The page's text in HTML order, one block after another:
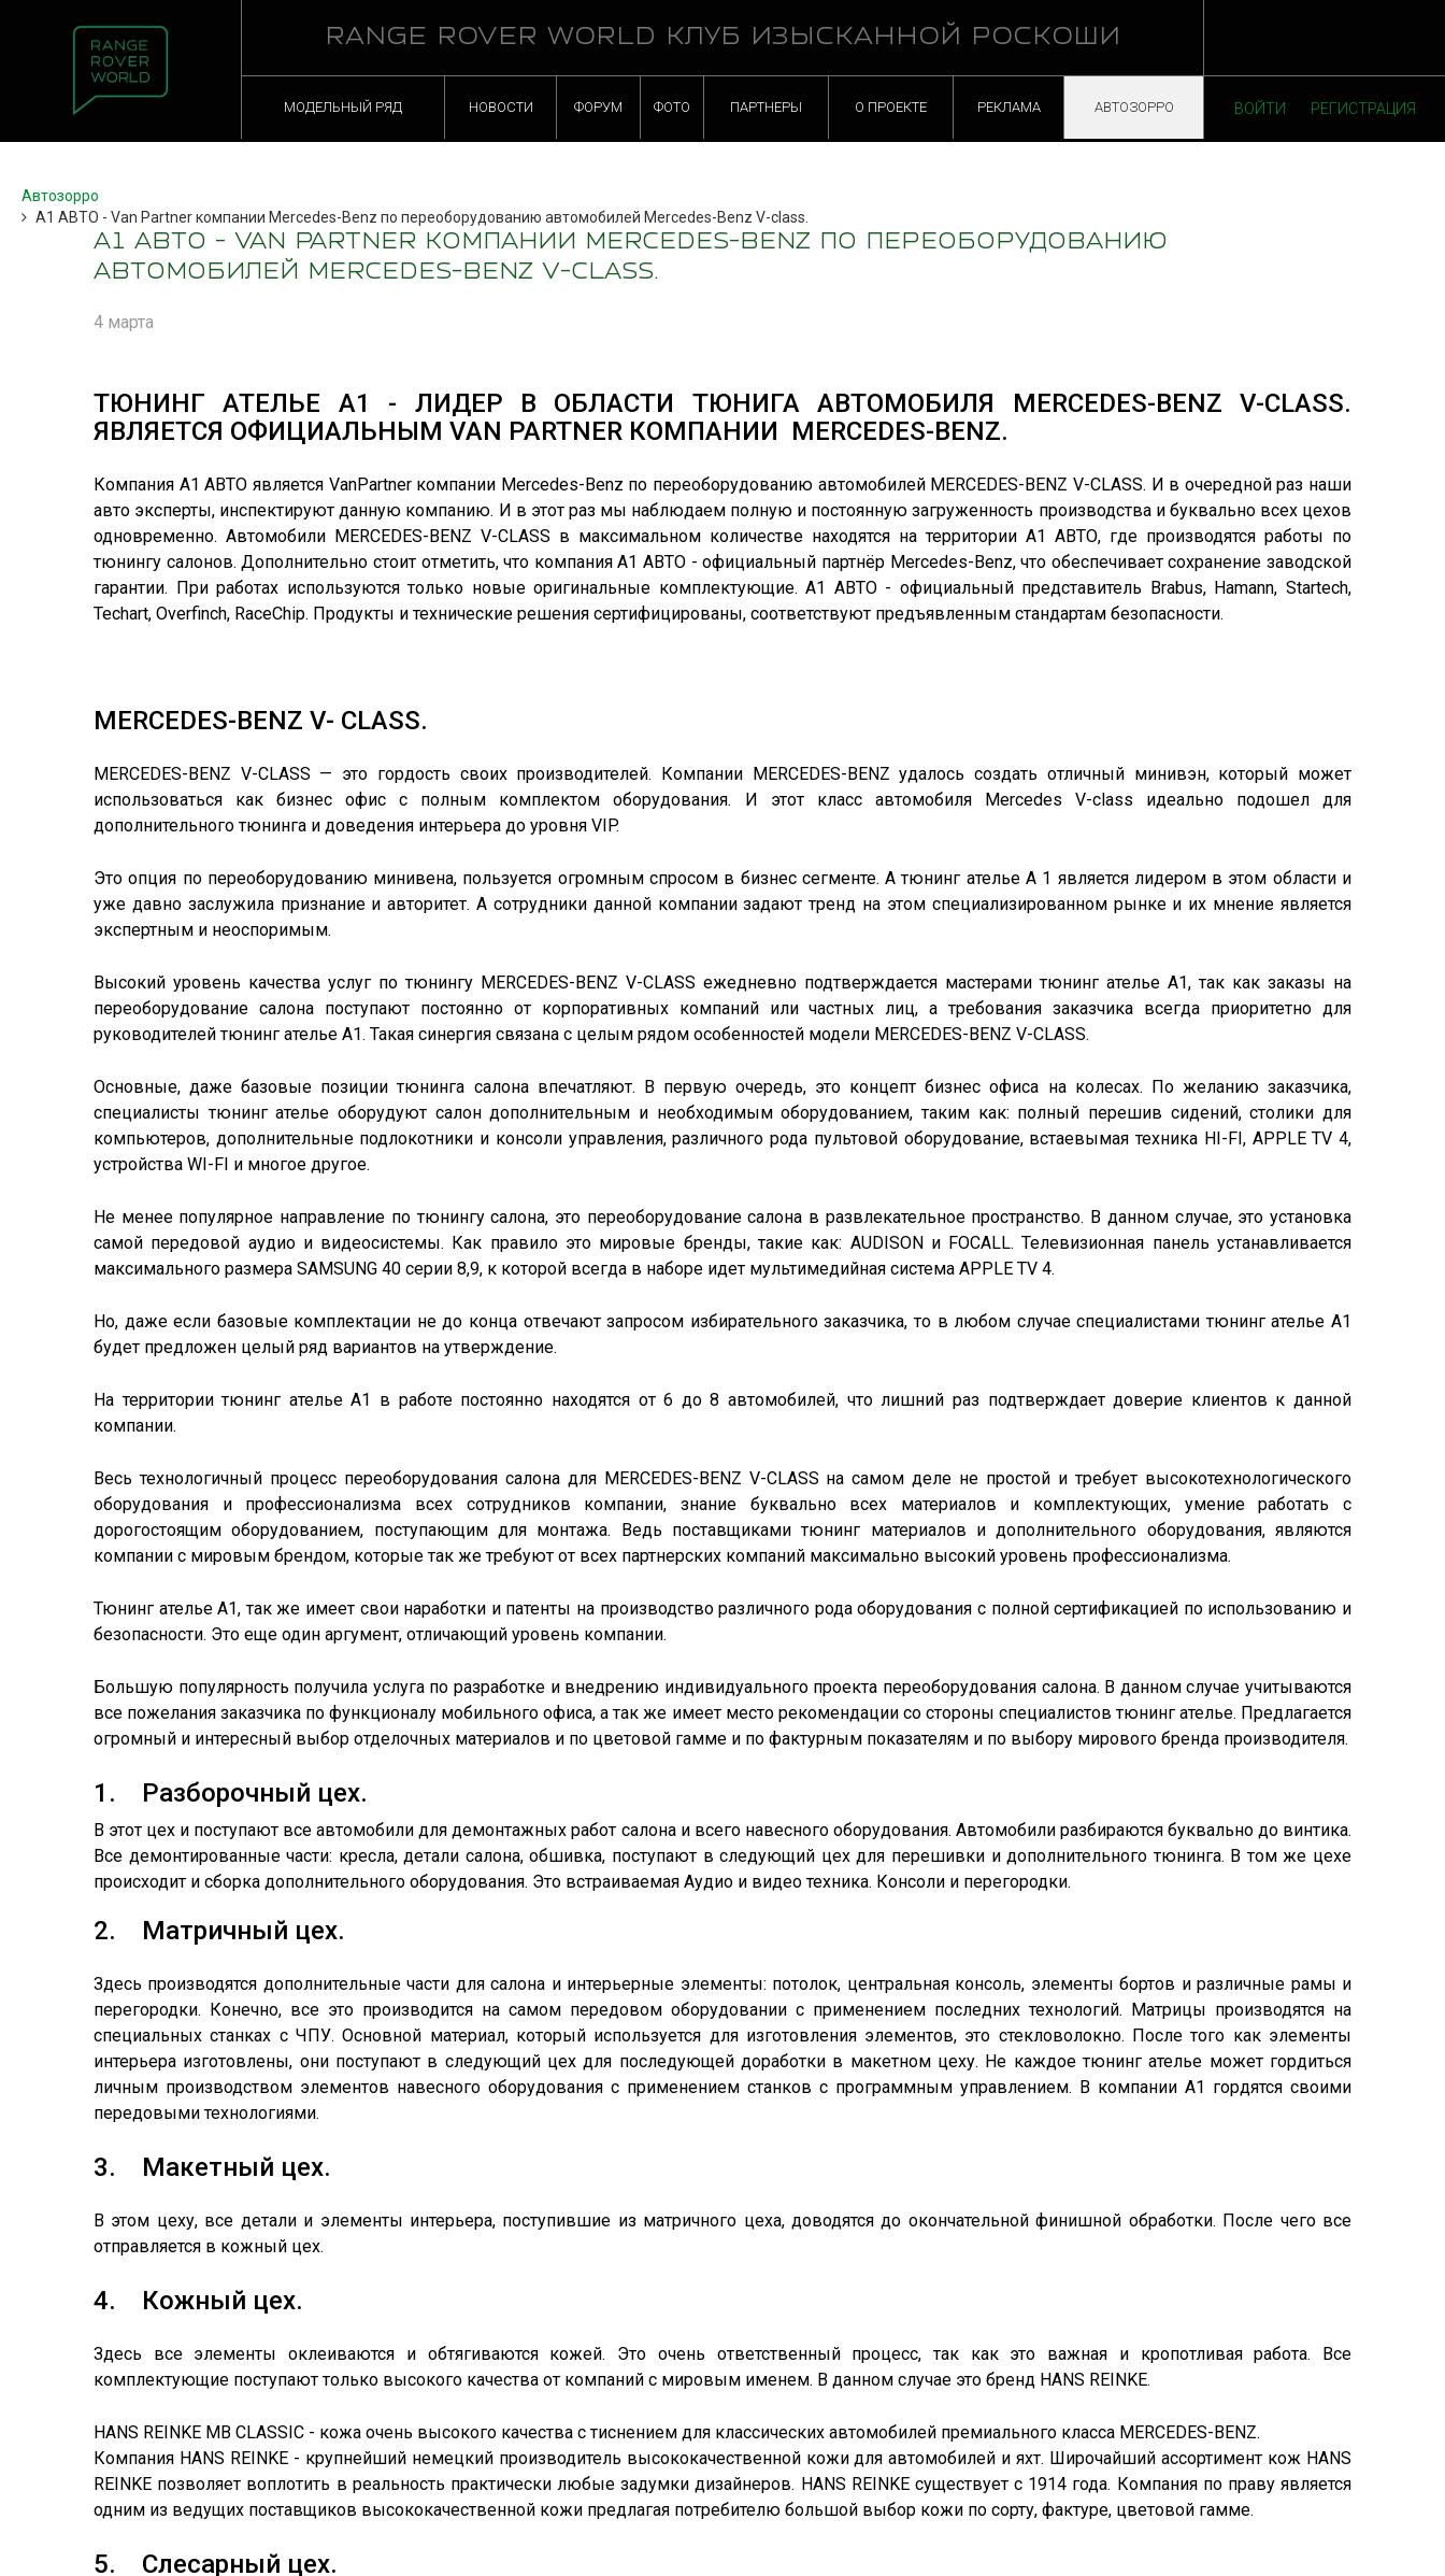
RANGE ROVER WORLD КЛУБ ИЗЫСКАННОЙ РОСКОШИ
МОДЕЛЬНЫЙ РЯД НОВОСТИ ФОРУМ ФОТО ПАРТНЕРЫ О ПРОЕКТЕ РЕКЛАМА АВТОЗОРРО ВОЙТИ РЕГИСТРАЦИЯ
Автозорро
А1 АВТО - Van Partner компании Mercedes-Benz по переоборудованию автомобилей Mercedes-Benz V-class.
А1 АВТО - VAN PARTNER КОМПАНИИ MERCEDES-BENZ ПО ПЕРЕОБОРУДОВАНИЮ
АВТОМОБИЛЕЙ MERCEDES-BENZ V-CLASS.
4 марта
ТЮНИНГ АТЕЛЬЕ А1 - ЛИДЕР В ОБЛАСТИ ТЮНИГА АВТОМОБИЛЯ MERCEDES-BENZ V-CLASS.
ЯВЛЯЕТСЯ ОФИЦИАЛЬНЫМ VAN PARTNER КОМПАНИИ MERCEDES-BENZ.
Компания А1 АВТО является VanPartner компании Mercedes-Benz по переоборудованию автомобилей MERCEDES-BENZ V-CLASS. И в очередной раз наши
авто эксперты, инспектируют данную компанию. И в этот раз мы наблюдаем полную и постоянную загруженность производства и буквально всех цехов
одновременно. Автомобили MERCEDES-BENZ V-CLASS в максимальном количестве находятся на территории А1 АВТО, где производятся работы по
тюнингу салонов. Дополнительно стоит отметить, что компания А1 АВТО - официальный партнёр Mercedes-Benz, что обеспечивает сохранение заводской
гарантии. При работах используются только новые оригинальные комплектующие. А1 АВТО - официальный представитель Brabus, Hamann, Startech,
Techart, Overfinch, RaceChip. Продукты и технические решения сертифицированы, соответствуют предъявленным стандартам безопасности.
MERCEDES-BENZ V- CLASS.
MERCEDES-BENZ V-CLASS — это гордость своих производителей. Компании MERCEDES-BENZ удалось создать отличный минивэн, который может
использоваться как бизнес офис с полным комплектом оборудования. И этот класс автомобиля Mercedes V-class идеально подошел для
дополнительного тюнинга и доведения интерьера до уровня VIP.
Это опция по переоборудованию минивена, пользуется огромным спросом в бизнес сегменте. А тюнинг ателье А 1 является лидером в этом области и
уже давно заслужила признание и авторитет. А сотрудники данной компании задают тренд на этом специализированном рынке и их мнение является
экспертным и неоспоримым.
Высокий уровень качества услуг по тюнингу MERCEDES-BENZ V-CLASS ежедневно подтверждается мастерами тюнинг ателье А1, так как заказы на
переоборудование салона поступают постоянно от корпоративных компаний или частных лиц, а требования заказчика всегда приоритетно для
руководителей тюнинг ателье А1. Такая синергия связана с целым рядом особенностей модели MERCEDES-BENZ V-CLASS.
Основные, даже базовые позиции тюнинга салона впечатляют. В первую очередь, это концепт бизнес офиса на колесах. По желанию заказчика,
специалисты тюнинг ателье оборудуют салон дополнительным и необходимым оборудованием, таким как: полный перешив сидений, столики для
компьютеров, дополнительные подлокотники и консоли управления, различного рода пультовой оборудование, встаевымая техника HI-FI, APPLE TV 4,
устройства WI-FI и многое другое.
Не менее популярное направление по тюнингу салона, это переоборудование салона в развлекательное пространство. В данном случае, это установка
самой передовой аудио и видеосистемы. Как правило это мировые бренды, такие как: AUDISON и FOCALL. Телевизионная панель устанавливается
максимального размера SAMSUNG 40 серии 8,9, к которой всегда в наборе идет мультимедийная система APPLE TV 4.
Но, даже если базовые комплектации не до конца отвечают запросом избирательного заказчика, то в любом случае специалистами тюнинг ателье А1
будет предложен целый ряд вариантов на утверждение.
На территории тюнинг ателье А1 в работе постоянно находятся от 6 до 8 автомобилей, что лишний раз подтверждает доверие клиентов к данной
компании.
Весь технологичный процесс переоборудования салона для MERCEDES-BENZ V-CLASS на самом деле не простой и требует высокотехнологического
оборудования и профессионализма всех сотрудников компании, знание буквально всех материалов и комплектующих, умение работать с
дорогостоящим оборудованием, поступающим для монтажа. Ведь поставщиками тюнинг материалов и дополнительного оборудования, являются
компании с мировым брендом, которые так же требуют от всех партнерских компаний максимально высокий уровень профессионализма.
Тюнинг ателье А1, так же имеет свои наработки и патенты на производство различного рода оборудования с полной сертификацией по использованию и
безопасности. Это еще один аргумент, отличающий уровень компании.
Большую популярность получила услуга по разработке и внедрению индивидуального проекта переоборудования салона. В данном случае учитываются
все пожелания заказчика по функционалу мобильного офиса, а так же имеет место рекомендации со стороны специалистов тюнинг ателье. Предлагается
огромный и интересный выбор отделочных материалов и по цветовой гамме и по фактурным показателям и по выбору мирового бренда производителя.
1. Разборочный цех.
В этот цех и поступают все автомобили для демонтажных работ салона и всего навесного оборудования. Автомобили разбираются буквально до винтика.
Все демонтированные части: кресла, детали салона, обшивка, поступают в следующий цех для перешивки и дополнительного тюнинга. В том же цехе
происходит и сборка дополнительного оборудования. Это встраиваемая Аудио и видео техника. Консоли и перегородки.
2. Матричный цех.
Здесь производятся дополнительные части для салона и интерьерные элементы: потолок, центральная консоль, элементы бортов и различные рамы и
перегородки. Конечно, все это производится на самом передовом оборудовании с применением последних технологий. Матрицы производятся на
специальных станках с ЧПУ. Основной материал, который используется для изготовления элементов, это стекловолокно. После того как элементы
интерьера изготовлены, они поступают в следующий цех для последующей доработки в макетном цеху. Не каждое тюнинг ателье может гордиться
личным производством элементов навесного оборудования с применением станков с программным управлением. В компании А1 гордятся своими
передовыми технологиями.
3. Макетный цех.
В этом цеху, все детали и элементы интерьера, поступившие из матричного цеха, доводятся до окончательной финишной обработки. После чего все
отправляется в кожный цех.
4. Кожный цех.
Здесь все элементы оклеиваются и обтягиваются кожей. Это очень ответственный процесс, так как это важная и кропотливая работа. Все
комплектующие поступают только высокого качества от компаний с мировым именем. В данном случае это бренд HANS REINKE.
HANS REINKE MB CLASSIC - кожа очень высокого качества с тиснением для классических автомобилей премиального класса MERCEDES-BENZ.
Компания HANS REINKE - крупнейший немецкий производитель высококачественной кожи для автомобилей и яхт. Широчайший ассортимент кож HANS
REINKE позволяет воплотить в реальность практически любые задумки дизайнеров. HANS REINKE существует с 1914 года. Компания по праву является
одним из ведущих поставщиков высококачественной кожи предлагая потребителю большой выбор кожи по сорту, фактуре, цветовой гамме.
5. Слесарный цех.